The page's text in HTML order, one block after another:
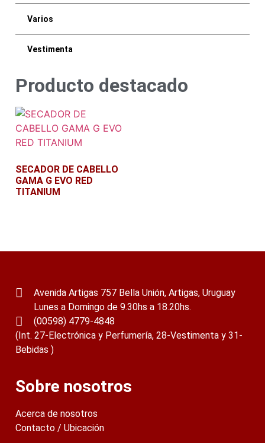
Varios
Vestimenta
Producto destacado
SECADOR DE CABELLO
GAMA G EVO RED
TITANIUM
Avenida Artigas 757 Bella Unión, Artigas, Uruguay
Lunes a Domingo de 9.30hs a 18.20hs.
(00598) 4779-4848
(Int. 27-Electrónica y Perfumería, 28-Vestimenta y 31-
Bebidas )
Sobre nosotros
Acerca de nosotros
Contacto / Ubicación